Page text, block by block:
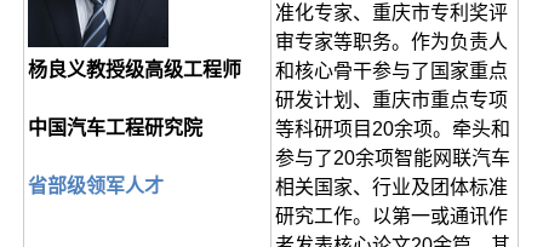
杨良义教授级高级工程师
中国汽车工程研究院
省部级领军人才
准化专家、重庆市专利奖评
审专家等职务。作为负责人
和核心骨干参与了国家重点
研发计划、重庆市重点专项
等科研项目20余项。牵头和
参与了20余项智能网联汽车
相关国家、行业及团体标准
研究工作。以第一或通讯作